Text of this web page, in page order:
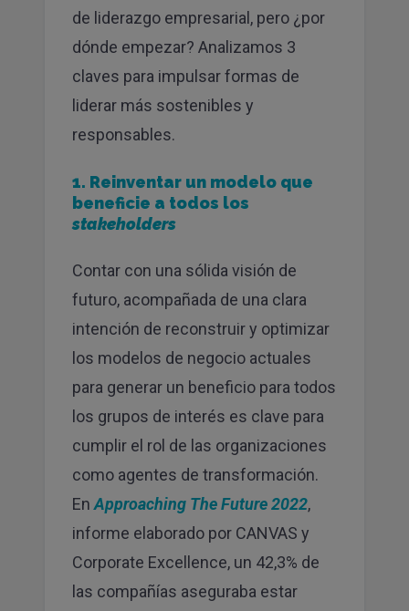
de liderazgo empresarial, pero ¿por
dónde empezar? Analizamos 3
claves para impulsar formas de
liderar más sostenibles y
responsables.
1. Reinventar un modelo que
beneficie a todos los
stakeholders
Contar con una sólida visión de
futuro, acompañada de una clara
intención de reconstruir y optimizar
los modelos de negocio actuales
para generar un beneficio para todos
los grupos de interés es clave para
cumplir el rol de las organizaciones
como agentes de transformación.
En Approaching The Future 2022,
informe elaborado por CANVAS y
Corporate Excellence, un 42,3% de
las compañías aseguraba estar